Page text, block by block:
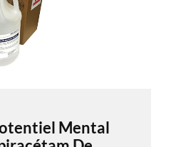
Mental